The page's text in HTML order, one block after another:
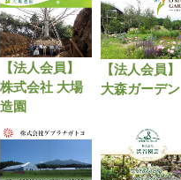
【法人会員】
株式会社 大場
造園
【法人会員】
大森ガーデン